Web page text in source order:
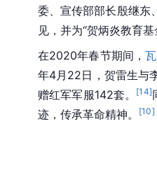
委、宣传部部长殷继东
见，并为“贺炳炎教育
在2020年春节期间，
年4月22日，贺雷生与
赠红军军服142套。
[14]
迹，传承革命精神。
[10]